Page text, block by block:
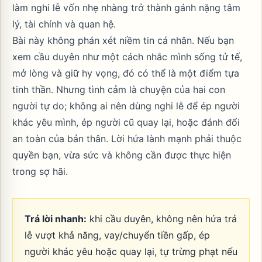
làm nghi lễ vốn nhẹ nhàng trở thành gánh nặng tâm
lý, tài chính và quan hệ.
Bài này không phán xét niềm tin cá nhân. Nếu bạn
xem cầu duyên như một cách nhắc mình sống tử tế,
mở lòng và giữ hy vọng, đó có thể là một điểm tựa
tinh thần. Nhưng tình cảm là chuyện của hai con
người tự do; không ai nên dùng nghi lễ để ép người
khác yêu mình, ép người cũ quay lại, hoặc đánh đổi
an toàn của bản thân. Lời hứa lành mạnh phải thuộc
quyền bạn, vừa sức và không cần được thực hiện
trong sợ hãi.
Trả lời nhanh: khi cầu duyên, không nên hứa trả
lễ vượt khả năng, vay/chuyển tiền gấp, ép
người khác yêu hoặc quay lại, tự trừng phạt nếu